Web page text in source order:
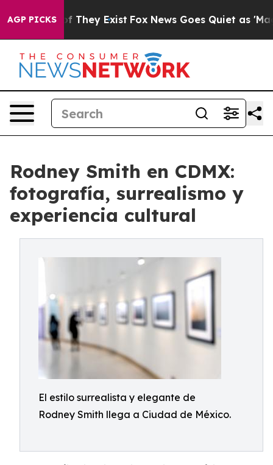
AGP PICKS
no Proof They Exist Fox News Goes Quiet as 'Maga
Rodney Smith en CDMX:
fotografía, surrealismo y
experiencia cultural
El estilo surrealista y elegante de
Rodney Smith llega a Ciudad de México.